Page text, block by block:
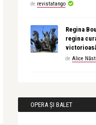
de revistatango
Regina
regina
de Alice
OPERA ȘI BALET